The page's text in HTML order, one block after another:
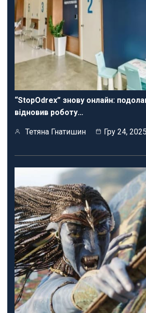
“StopOdrex” знову онлайн:
відновив роботу…
Тетяна Гнатишин Гру 24, 2025